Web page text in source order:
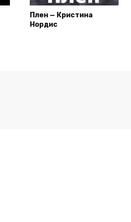
Плен — Кристина
Нордис